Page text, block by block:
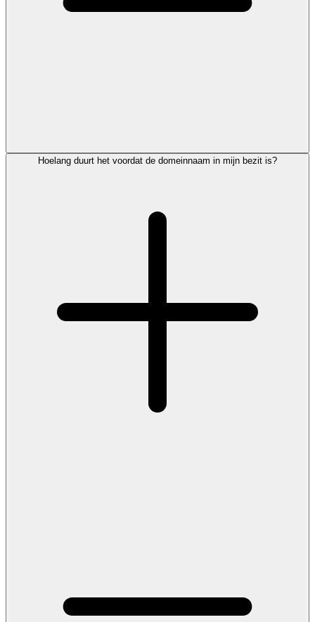
Hoelang duurt het voordat de domeinnaam in mijn bezit is?